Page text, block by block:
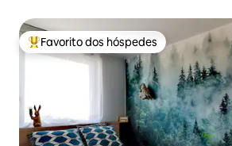
Favoritos dos hóspedes mais
Favorito dos hóspedes